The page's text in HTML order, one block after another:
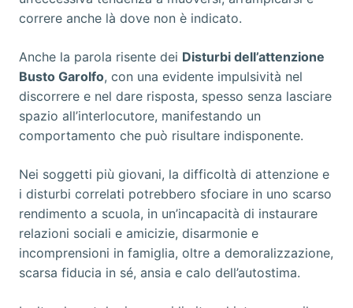
correre anche là dove non è indicato.
Anche la parola risente dei Disturbi dell’attenzione
Busto Garolfo, con una evidente impulsività nel
discorrere e nel dare risposta, spesso senza lasciare
spazio all’interlocutore, manifestando un
comportamento che può risultare indisponente.
Nei soggetti più giovani, la difficoltà di attenzione e
i disturbi correlati potrebbero sfociare in uno scarso
rendimento a scuola, in un’incapacità di instaurare
relazioni sociali e amicizie, disarmonie e
incomprensioni in famiglia, oltre a demoralizzazione,
scarsa fiducia in sé, ansia e calo dell’autostima.